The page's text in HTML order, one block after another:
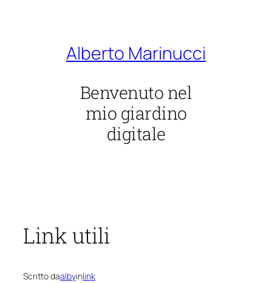
Alberto Marinucci
Benvenuto nel
mio giardino
digitale
Link utili
Scritto daalbyinlink